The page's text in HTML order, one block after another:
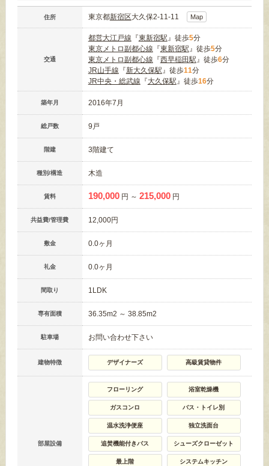
住所 東京都新宿区大久保2-11-11 Map
交通
都営大江戸線 『東新宿駅』徒歩5分
東京メトロ副都心線 『東新宿駅』徒歩5分
東京メトロ副都心線 『西早稲田駅』徒歩6分
JR山手線 『新大久保駅』徒歩11分
JR中央・総武線 『大久保駅』徒歩16分
築年月 2016年7月
総戸数 9戸
階建 3階建て
種別/構造 木造
賃料 190,000 円 ～ 215,000 円
共益費/管理費 12,000円
敷金 0.0ヶ月
礼金 0.0ヶ月
間取り 1LDK
専有面積 36.35m2 ～ 38.85m2
駐車場 お問い合わせ下さい
建物特徴 デザイナーズ 高級賃貸物件
部屋設備
フローリング 浴室乾燥機
ガスコンロ バス・トイレ別
温水洗浄便座 独立洗面台
追焚機能付きバス シューズクローゼット
最上階 システムキッチン